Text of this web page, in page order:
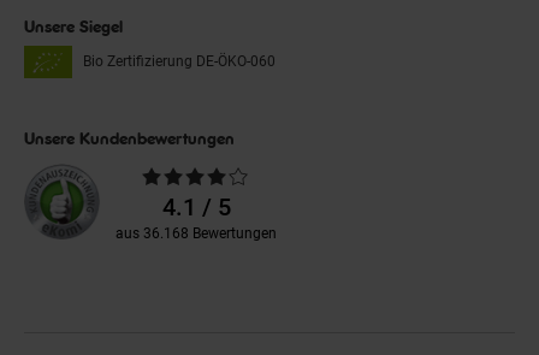
Unsere Siegel
Bio Zertifizierung DE-ÖKO-060
Unsere Kundenbewertungen
Durchschnittliche
Bewertungen4.1 / 5
aus 36.168 Bewertungen